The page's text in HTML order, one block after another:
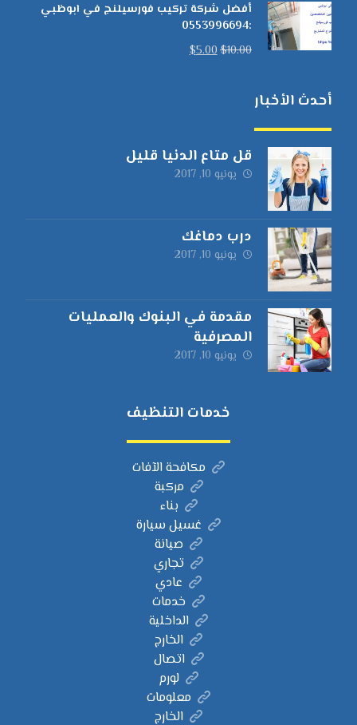
أفضل شركة تركيب فورسيلنج في ابوظبي
:0553996694
$10.00
$5.00
أحدث الأخبار
قل متاع الدنيا قليل
يونيو 10, 2017
درب دماغك
يونيو 10, 2017
مقدمة في البنوك والعمليات
المصرفية
يونيو 10, 2017
خدمات التنظيف
مكافحة الآفات
مركبة
بناء
غسيل سيارة
صيانة
تجاري
عادي
خدمات
الداخلية
الخارج
اتصال
لورم
معلومات
الخارج